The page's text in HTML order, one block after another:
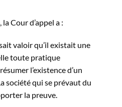
Cour d’appel a :
valoir qu’il existait une
toute pratique
l’existence d’un
société qui se prévaut du
la preuve.